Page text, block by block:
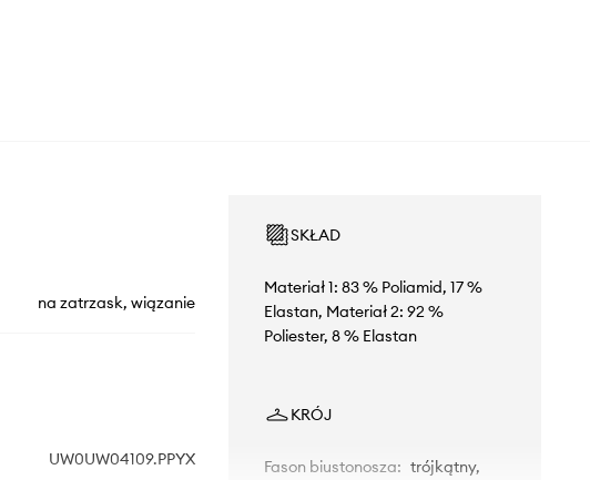
na zatrzask, wiązanie
UW0UW04109.PPYX
SKŁAD
Materiał 1: 83 % Poliamid, 17 %
Elastan, Materiał 2: 92 %
Poliester, 8 % Elastan
KRÓJ
Fason biustonosza: trójkątny,